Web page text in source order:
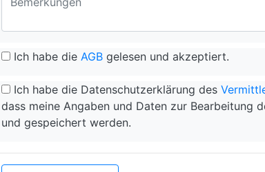
Ich habe die AGB gelesen und akzeptiert.
Ich habe die Datenschutzerklärung des
dass meine Angaben und Daten zur Bearbeitung
und gespeichert werden.